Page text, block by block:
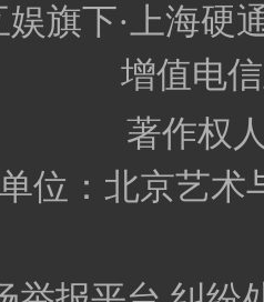
娱旗下·上海硬
增值电
著作权
位：北京艺术